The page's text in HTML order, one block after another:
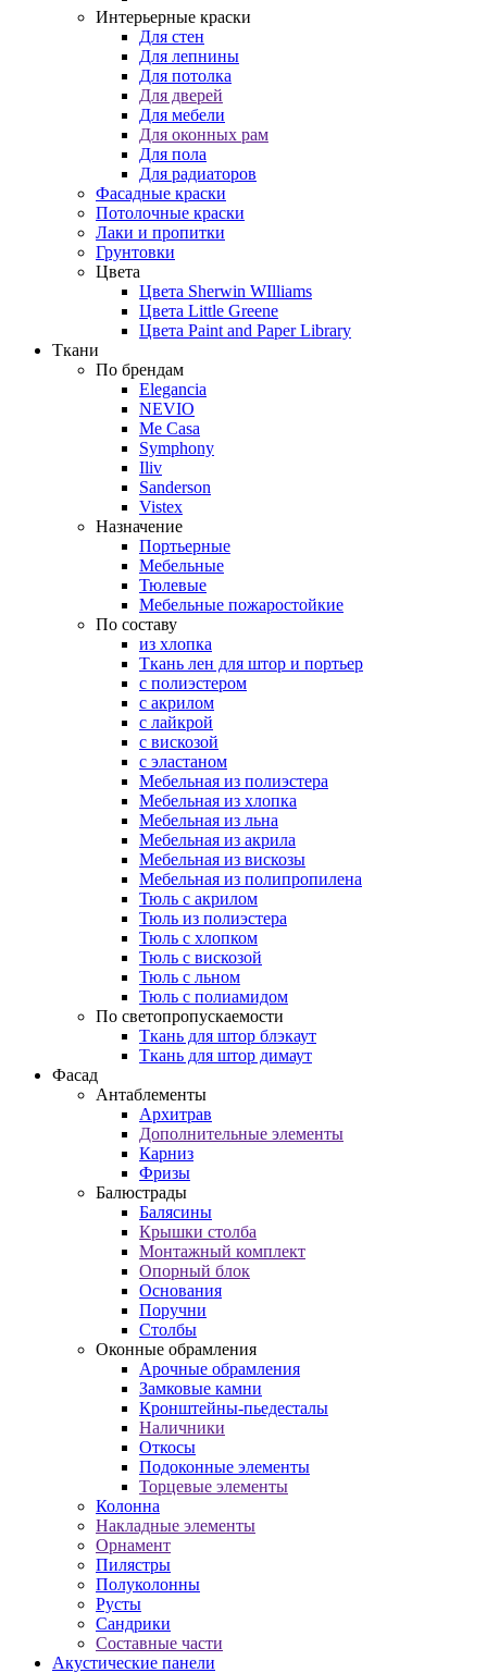
Интерьерные краски
Для стен
Для лепнины
Для потолка
Для дверей
Для мебели
Для оконных рам
Для пола
Для радиаторов
Фасадные краски
Потолочные краски
Лаки и пропитки
Грунтовки
Цвета
Цвета Sherwin WIlliams
Цвета Little Greene
Цвета Paint and Paper Library
Ткани
По брендам
Elegancia
NEVIO
Me Casa
Symphony
Iliv
Sanderson
Vistex
Назначение
Портьерные
Мебельные
Тюлевые
Мебельные пожаростойкие
По составу
из хлопка
Ткань лен для штор и портьер
с полиэстером
с акрилом
с лайкрой
с вискозой
с эластаном
Мебельная из полиэстера
Мебельная из хлопка
Мебельная из льна
Мебельная из акрила
Мебельная из вискозы
Мебельная из полипропилена
Тюль с акрилом
Тюль из полиэстера
Тюль с хлопком
Тюль с вискозой
Тюль с льном
Тюль с полиамидом
По светопропускаемости
Ткань для штор блэкаут
Ткань для штор димаут
Фасад
Антаблементы
Архитрав
Дополнительные элементы
Карниз
Фризы
Балюстрады
Балясины
Крышки столба
Монтажный комплект
Опорный блок
Основания
Поручни
Столбы
Оконные обрамления
Арочные обрамления
Замковые камни
Кронштейны-пьедесталы
Наличники
Откосы
Подоконные элементы
Торцевые элементы
Колонна
Накладные элементы
Орнамент
Пилястры
Полуколонны
Русты
Сандрики
Составные части
Акустические панели